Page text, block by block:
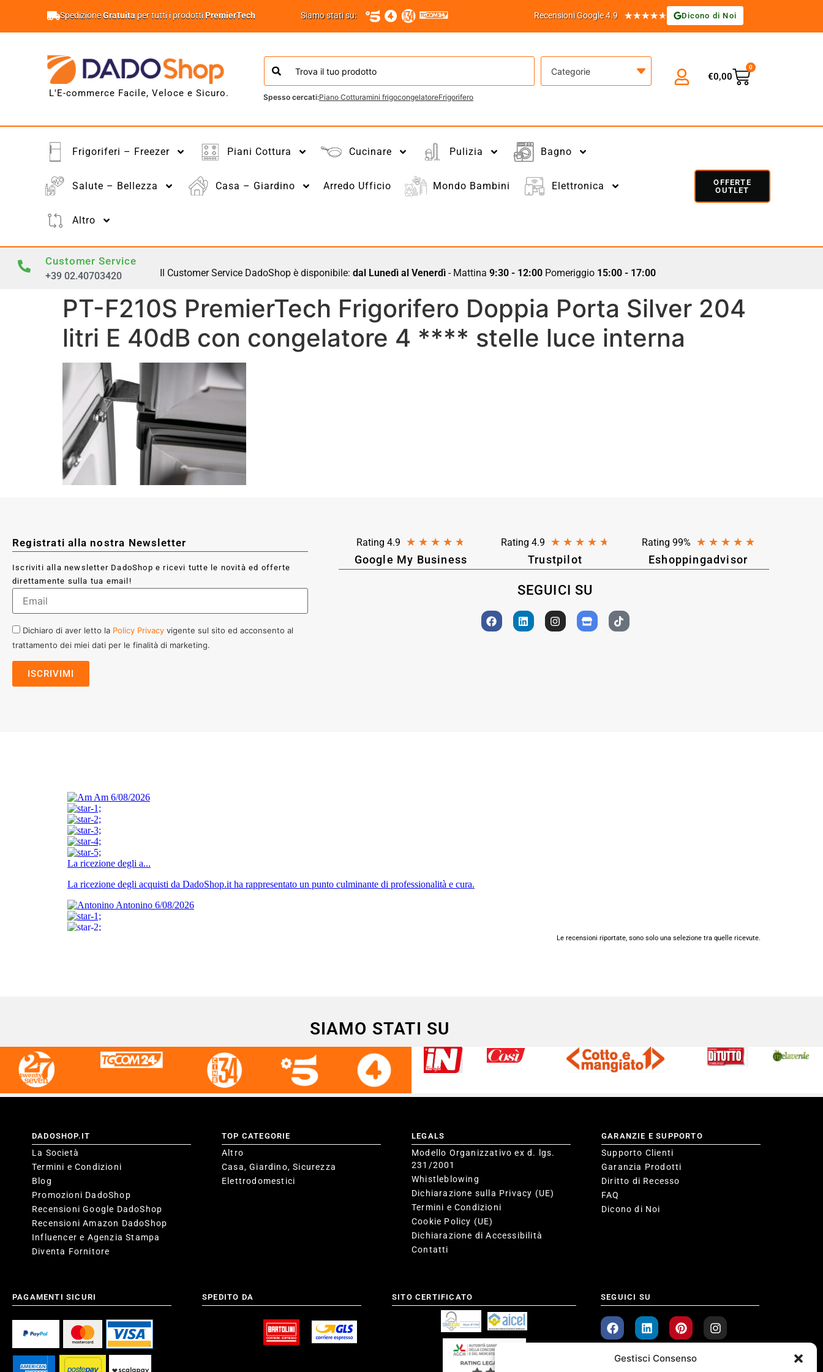
Gestisci Consenso
SpedizioneGratuita per tutti i prodottiPremierTech Siamo stati su: Recensioni Google 4.9 ★★★★★ Dicono di Noi
L'E-commerce Facile, Veloce e Sicuro.
Categorie
Spesso cercati:Piano Cotturamini frigocongelatoreFrigorifero
€0,00
0
Frigoriferi – Freezer Piani Cottura Cucinare Pulizia Bagno
Salute – Bellezza Casa – Giardino Arredo Ufficio Mondo Bambini Elettronica
Altro
OFFERTE
OUTLET
Customer Service
+39 02.40703420 Il Customer Service DadoShop è disponibile: dal Lunedì al Venerdì- Mattina 9:30 - 12:00Pomeriggio 15:00 - 17:00
PT-F210S PremierTech Frigorifero Doppia Porta Silver 204
litri E 40dB con congelatore 4 **** stelle luce interna
Registrati alla nostra Newsletter
Iscriviti alla newsletter DadoShop e ricevi tutte le novità ed offerte
direttamente sulla tua email!
Dichiaro di aver letto la Policy Privacy vigente sul sito ed acconsento al
trattamento dei miei dati per le finalità di marketing.
Rating 4.9 ★ ★ ★ ★ ★
Google My Business
Rating 4.9 ★ ★ ★ ★ ★
Trustpilot
Rating 99% ★ ★ ★ ★ ★
Eshoppingadvisor
SEGUICI SU
Le recensioni riportate, sono solo una selezione tra quelle ricevute.
SIAMO STATI SU
DADOSHOP.IT
La Società
Termini e Condizioni
Blog
Promozioni DadoShop
Recensioni Google DadoShop
Recensioni Amazon DadoShop
Influencer e Agenzia Stampa
Diventa Fornitore
TOP CATEGORIE
Altro
Casa, Giardino, Sicurezza
Elettrodomestici
LEGALS
Modello Organizzativo ex d. lgs.
231/2001
Whistleblowing
Dichiarazione sulla Privacy (UE)
Termini e Condizioni
Cookie Policy (UE)
Dichiarazione di Accessibilità
Contatti
GARANZIE E SUPPORTO
Supporto Clienti
Garanzia Prodotti
Diritto di Recesso
FAQ
Dicono di Noi
PAGAMENTI SICURI SPEDITO DA SITO CERTIFICATO SEGUICI SU